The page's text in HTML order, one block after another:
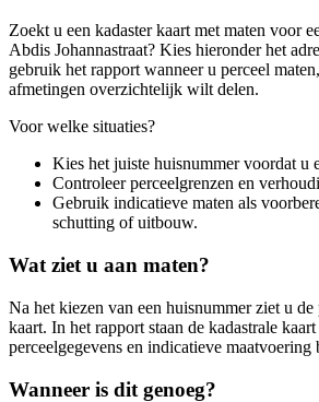
Zoekt u een kadaster kaart met maten voor
Abdis Johannastraat? Kies hieronder het
gebruik het rapport wanneer u perceel
afmetingen overzichtelijk wilt delen.
Voor welke situaties?
Kies het juiste huisnummer voordat u
Controleer perceelgrenzen en
Gebruik indicatieve maten als
schutting of uitbouw.
Wat ziet u aan maten?
Na het kiezen van een huisnummer ziet u
kaart. In het rapport staan de kadastrale
perceelgegevens en indicatieve maatvoering
Wanneer is dit genoeg?